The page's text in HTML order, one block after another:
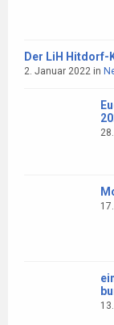
Der LiH Hitdorf-
2. Januar 2022 in